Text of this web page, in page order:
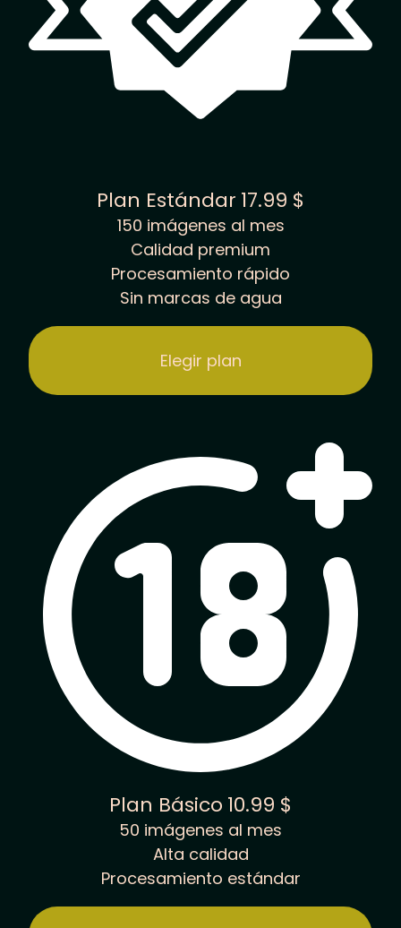
Plan Estándar 17.99 $
150 imágenes al mes
Calidad premium
Procesamiento rápido
Sin marcas de agua
Elegir plan
Plan Básico 10.99 $
50 imágenes al mes
Alta calidad
Procesamiento estándar